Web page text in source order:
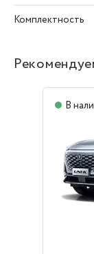
Комплектность
В